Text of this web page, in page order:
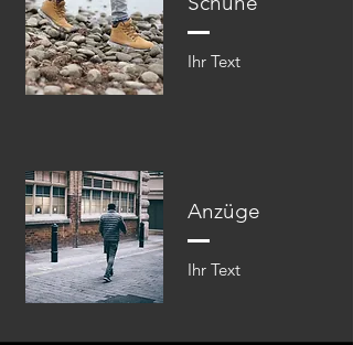
Ihr Text​​
Anzüge
Ihr Text​​